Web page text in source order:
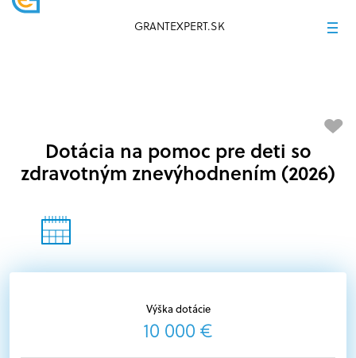
GRANTEXPERT.SK
Výška dotácie
10 000 €
Dotácia na pomoc pre deti so
zdravotným znevýhodnením (2026)